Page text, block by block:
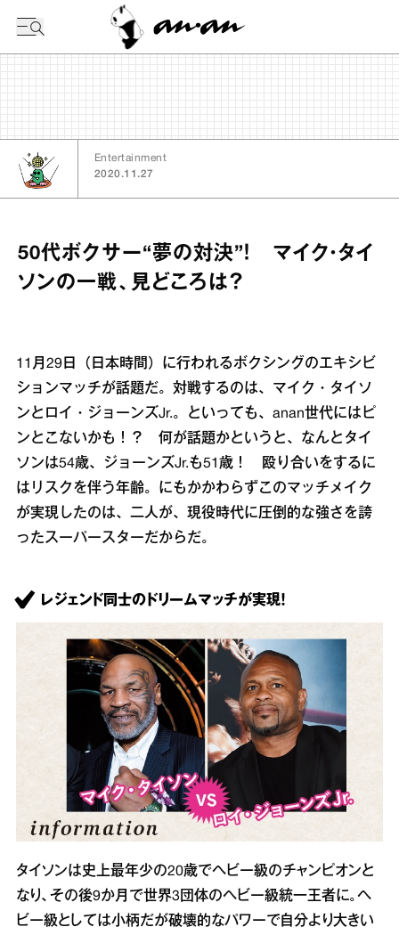
Entertainment
2020.11.27
50代ボクサー“夢の対決”！ マイク・タイ
ソンの一戦、見どころは？
11月29日（日本時間）に行われるボクシングのエキシビ
ションマッチが話題だ。対戦するのは、マイク・タイソ
ンとロイ・ジョーンズJr.。といっても、anan世代にはピ
ンとこないかも！？ 何が話題かというと、なんとタイ
ソンは54歳、ジョーンズJr.も51歳！ 殴り合いをするに
はリスクを伴う年齢。にもかかわらずこのマッチメイク
が実現したのは、二人が、現役時代に圧倒的な強さを誇
ったスーパースターだからだ。
レジェンド同士のドリームマッチが実現！
タイソンは史上最年少の20歳でヘビー級のチャンピオンと
なり、その後9か月で世界3団体のヘビー級統一王者に。ヘ
ビー級としては小柄だが破壊的なパワーで自分より大きい